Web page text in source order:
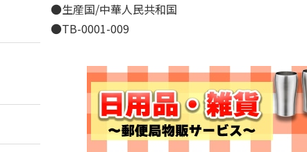
●生産国/中華人民共和国
●TB-0001-009